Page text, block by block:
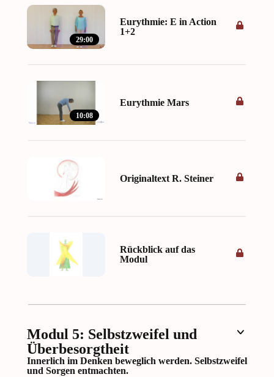
29:00
Eurythmie: E in Action
1+2
10:08
Eurythmie Mars
Originaltext R. Steiner
Rückblick auf das
Modul
Modul 5: Selbstzweifel und
Überbesorgtheit
Innerlich im Denken beweglich werden. Selbstzweifel
und Sorgen entmachten.